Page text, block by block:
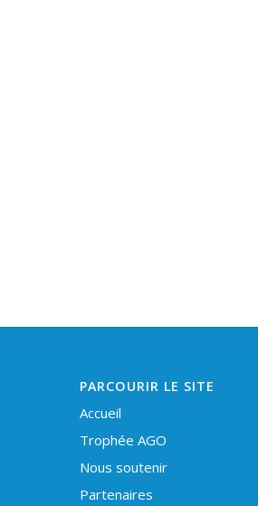
PARCOURIR LE SITE
Accueil
Trophée AGO
Nous soutenir
Partenaires